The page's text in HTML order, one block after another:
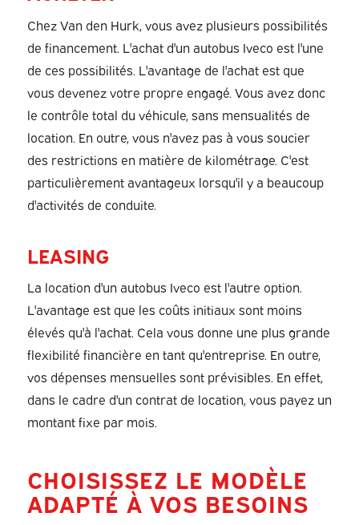
Chez Van den Hurk, vous avez plusieurs possibilités
de financement. L'achat d'un autobus Iveco est l'une
de ces possibilités. L'avantage de l'achat est que
vous devenez votre propre engagé. Vous avez donc
le contrôle total du véhicule, sans mensualités de
location. En outre, vous n'avez pas à vous soucier
des restrictions en matière de kilométrage. C'est
particulièrement avantageux lorsqu'il y a beaucoup
d'activités de conduite.
LEASING
La location d'un autobus Iveco est l'autre option.
L'avantage est que les coûts initiaux sont moins
élevés qu'à l'achat. Cela vous donne une plus grande
flexibilité financière en tant qu'entreprise. En outre,
vos dépenses mensuelles sont prévisibles. En effet,
dans le cadre d'un contrat de location, vous payez un
montant fixe par mois.
CHOISISSEZ LE MODÈLE
ADAPTÉ À VOS BESOINS